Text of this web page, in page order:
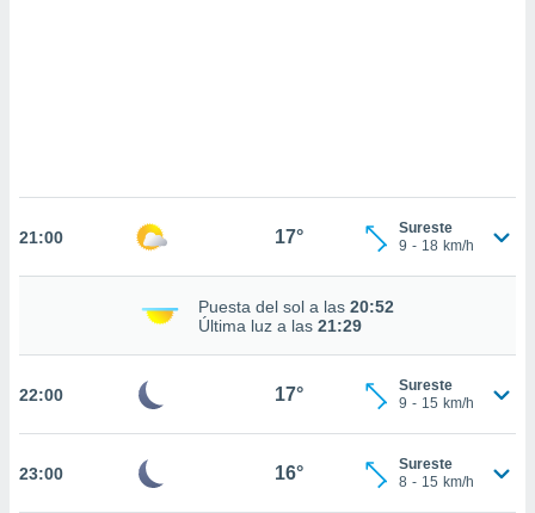
aceptar
de
sitio
21:00 17°
Sureste
9 - 18 km/h
Puesta del sol a las 20:52
Última luz a las 21:29
22:00 17°
Sureste
9 - 15 km/h
23:00 16°
Sureste
8 - 15 km/h